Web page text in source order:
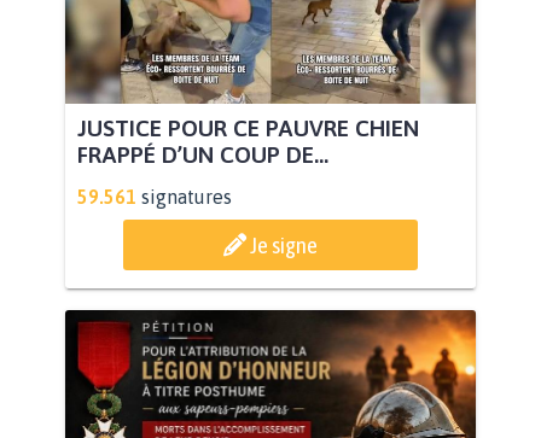
JUSTICE POUR CE PAUVRE CHIEN
FRAPPÉ D’UN COUP DE...
59.561 signatures
Je signe